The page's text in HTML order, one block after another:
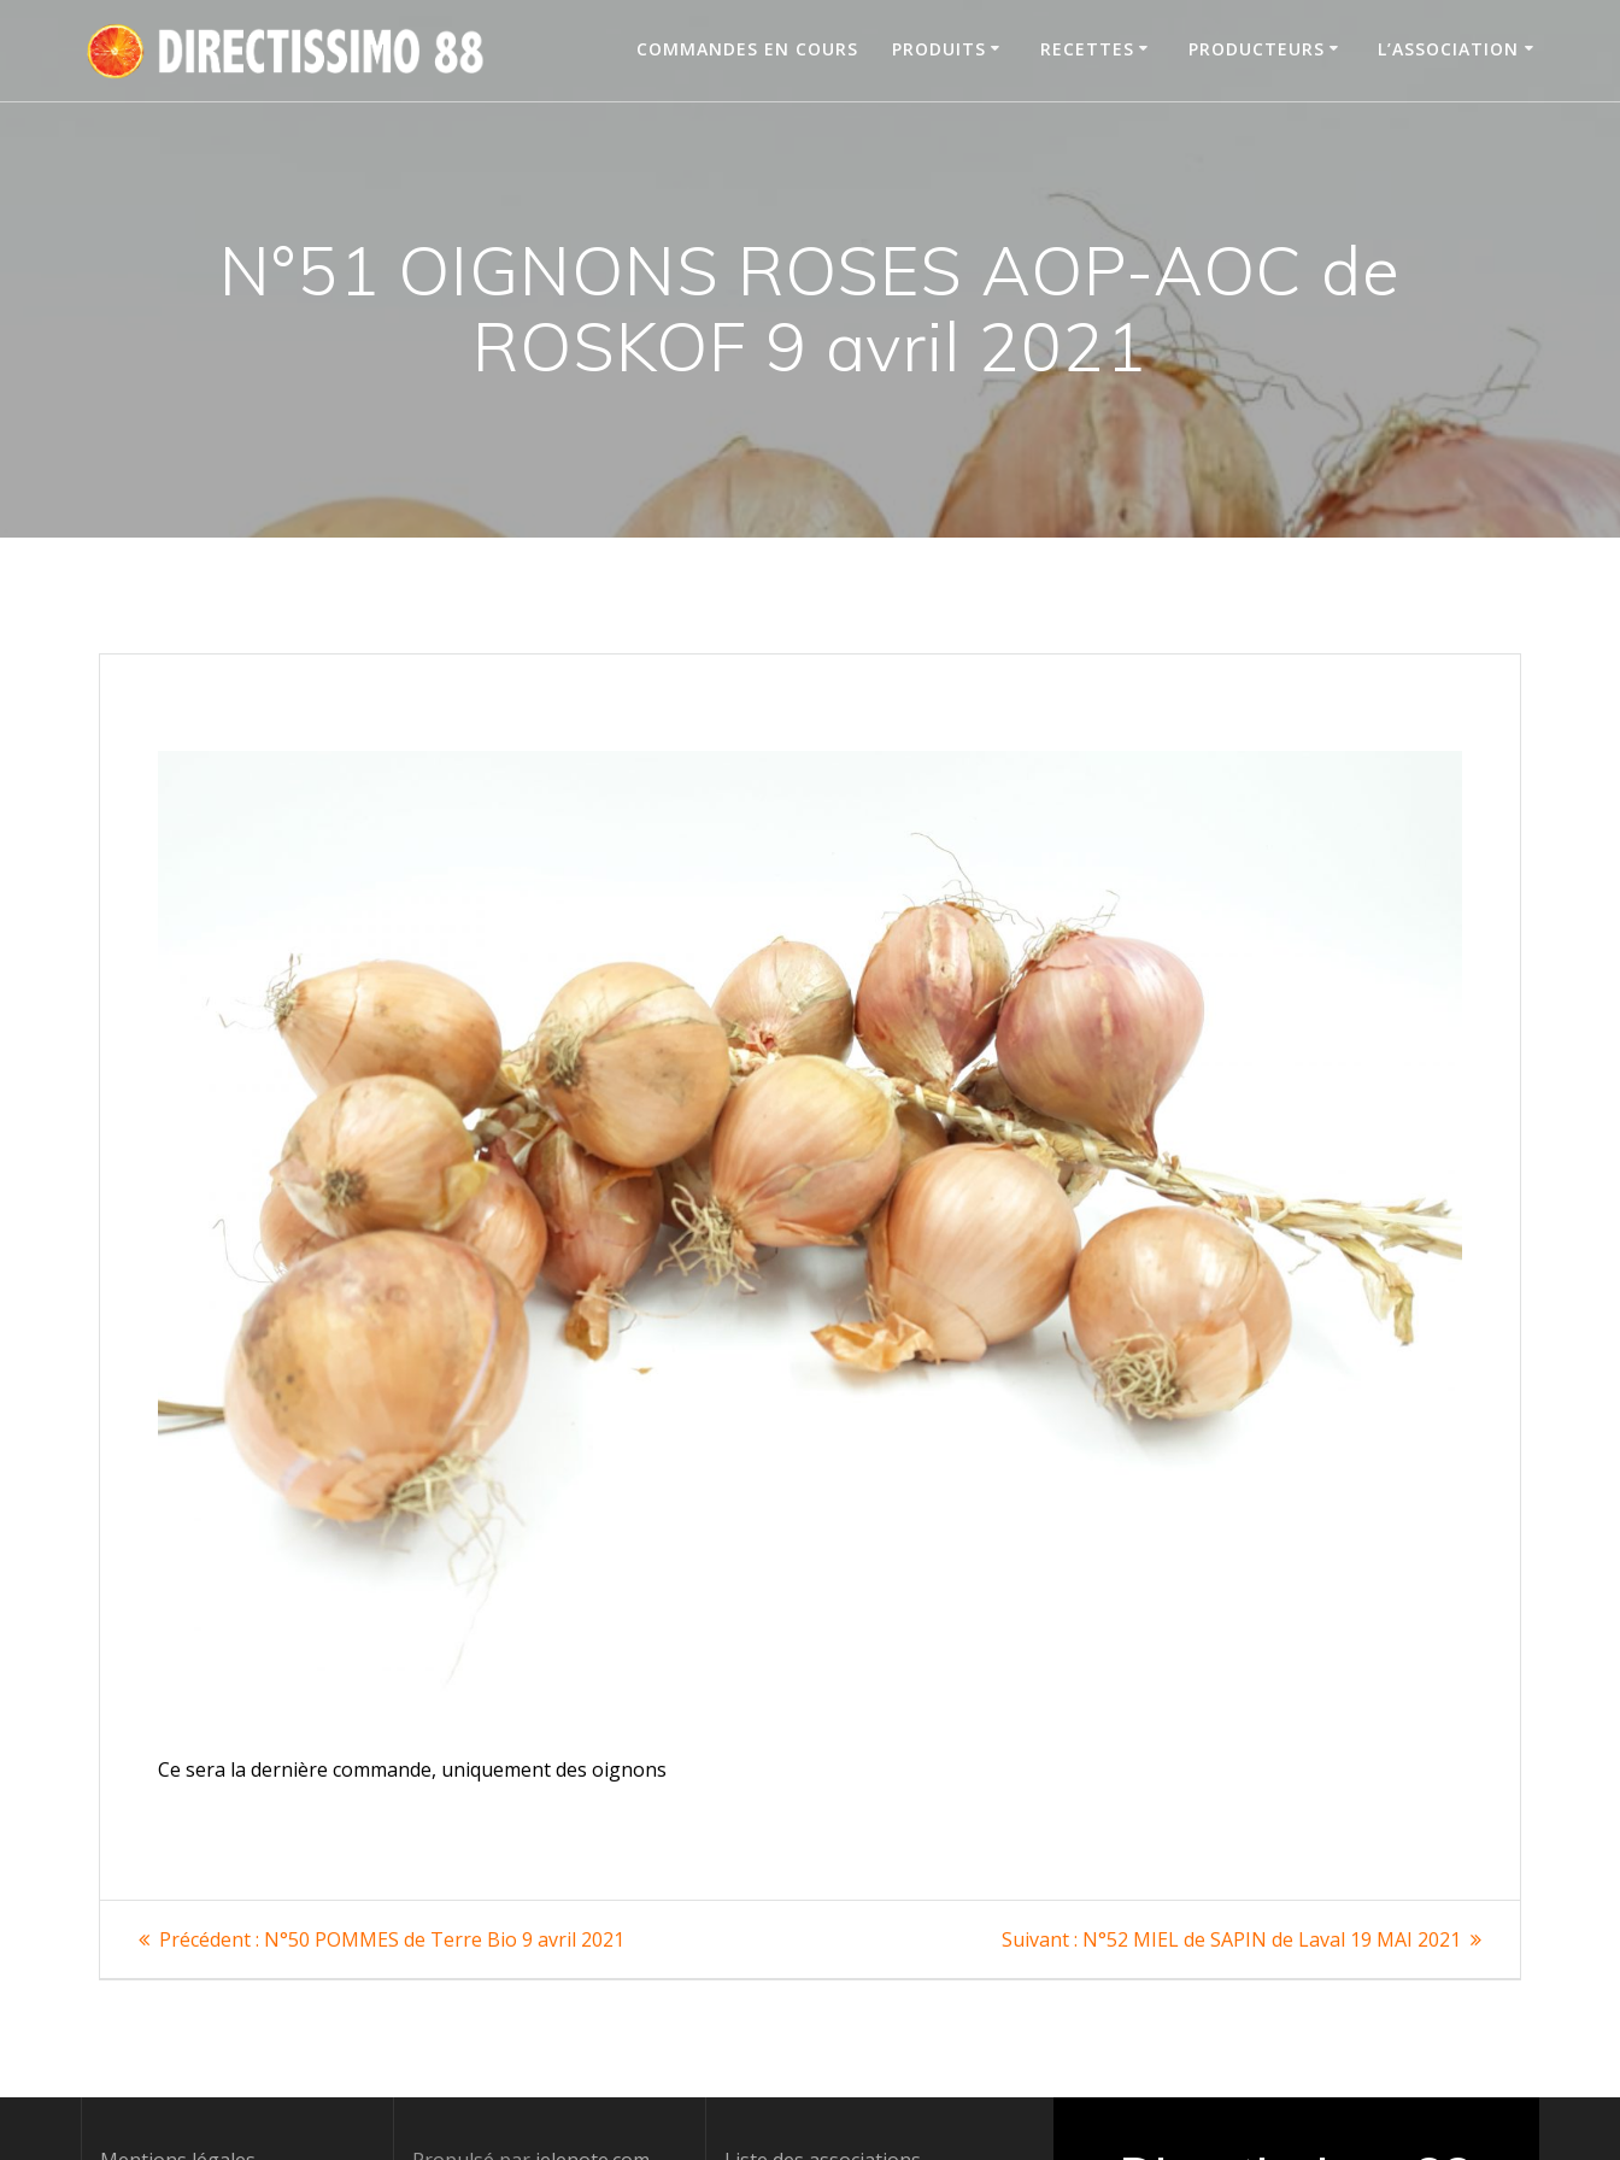
COMMANDES EN COURS PRODUITS RECETTES PRODUCTEURS L’ASSOCIATION
N°51 OIGNONS ROSES AOP-AOC de
ROSKOF 9 avril 2021
Ce sera la dernière commande, uniquement des oignons
Navigation
de
Précédent : Article
N°50 POMMES de Terre Bio 9 avril 2021 Suivant : Article
N°52 MIEL de SAPIN de Laval 19 MAI 2021